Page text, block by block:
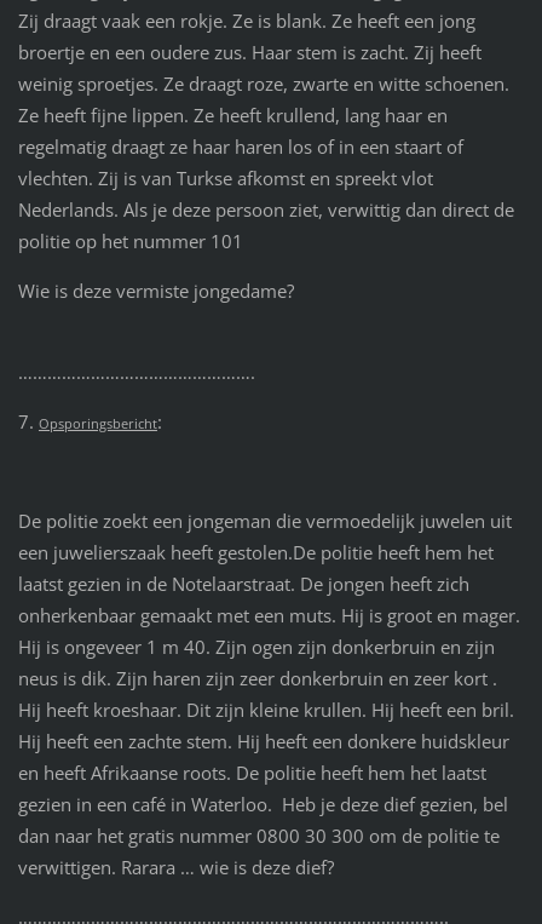
Zij draagt vaak een rokje. Ze is blank. Ze heeft een jong
broertje en een oudere zus. Haar stem is zacht. Zij heeft
weinig sproetjes. Ze draagt roze, zwarte en witte schoenen.
Ze heeft fijne lippen. Ze heeft krullend, lang haar en
regelmatig draagt ze haar haren los of in een staart of
vlechten. Zij is van Turkse afkomst en spreekt vlot
Nederlands. Als je deze persoon ziet, verwittig dan direct de
politie op het nummer 101
Wie is deze vermiste jongedame?
………………………………………….
7. Opsporingsbericht:
De politie zoekt een jongeman die vermoedelijk juwelen uit
een juwelierszaak heeft gestolen.De politie heeft hem het
laatst gezien in de Notelaarstraat. De jongen heeft zich
onherkenbaar gemaakt met een muts. Hij is groot en mager.
Hij is ongeveer 1 m 40. Zijn ogen zijn donkerbruin en zijn
neus is dik. Zijn haren zijn zeer donkerbruin en zeer kort .
Hij heeft kroeshaar. Dit zijn kleine krullen. Hij heeft een bril.
Hij heeft een zachte stem. Hij heeft een donkere huidskleur
en heeft Afrikaanse roots. De politie heeft hem het laatst
gezien in een café in Waterloo. Heb je deze dief gezien, bel
dan naar het gratis nummer 0800 30 300 om de politie te
verwittigen. Rarara … wie is deze dief?
……………………………………………………………………………..